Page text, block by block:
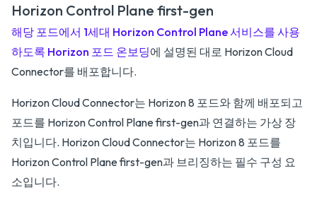
Horizon Control Plane first-gen
해당 포드에서 1세대 Horizon Control Plane 서비스를 사용
하도록 Horizon 포드 온보딩에 설명된 대로 Horizon Cloud
Connector를 배포합니다.
Horizon Cloud Connector는 Horizon 8 포드와 함께 배포되고
포드를 Horizon Control Plane first-gen과 연결하는 가상 장
치입니다. Horizon Cloud Connector는 Horizon 8 포드를
Horizon Control Plane first-gen과 브리징하는 필수 구성 요
소입니다.